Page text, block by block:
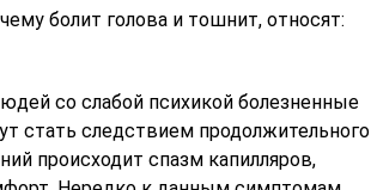
болит голова и тошнит, относят:
со слабой психикой болезненные
стать следствием продолжительного
происходит спазм капилляров,